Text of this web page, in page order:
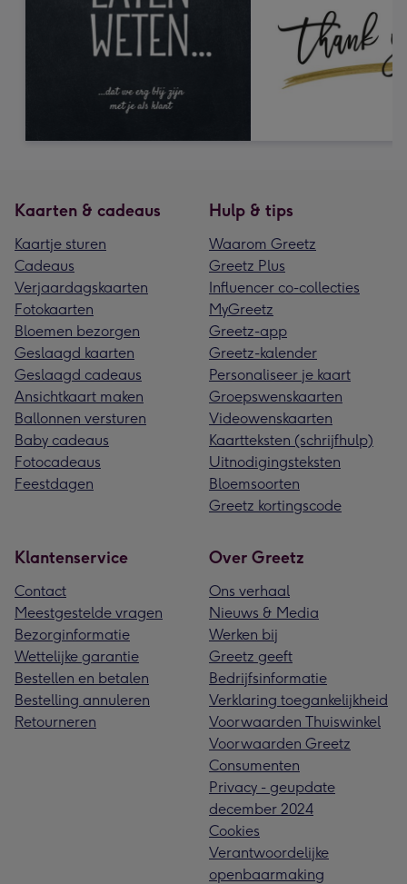
Kaarten & cadeaus
Kaartje sturen
Cadeaus
Verjaardagskaarten
Fotokaarten
Bloemen bezorgen
Geslaagd kaarten
Geslaagd cadeaus
Ansichtkaart maken
Ballonnen versturen
Baby cadeaus
Fotocadeaus
Feestdagen
Hulp & tips
Waarom Greetz
Greetz Plus
Influencer co-collecties
MyGreetz
Greetz-app
Greetz-kalender
Personaliseer je kaart
Groepswenskaarten
Videowenskaarten
Kaartteksten (schrijfhulp)
Uitnodigingsteksten
Bloemsoorten
Greetz kortingscode
Klantenservice
Contact
Meestgestelde vragen
Bezorginformatie
Wettelijke garantie
Bestellen en betalen
Bestelling annuleren
Retourneren
Over Greetz
Ons verhaal
Nieuws & Media
Werken bij
Greetz geeft
Bedrijfsinformatie
Verklaring toegankelijkheid
Voorwaarden Thuiswinkel
Voorwaarden Greetz
Consumenten
Privacy - geupdate
december 2024
Cookies
Verantwoordelijke
openbaarmaking